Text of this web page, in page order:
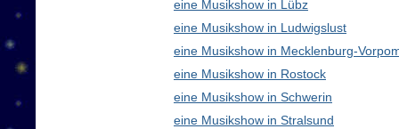
eine Musikshow in Lübz
eine Musikshow in Ludwigslust
eine Musikshow in Mecklenburg-
eine Musikshow in Rostock
eine Musikshow in Schwerin
eine Musikshow in Stralsund